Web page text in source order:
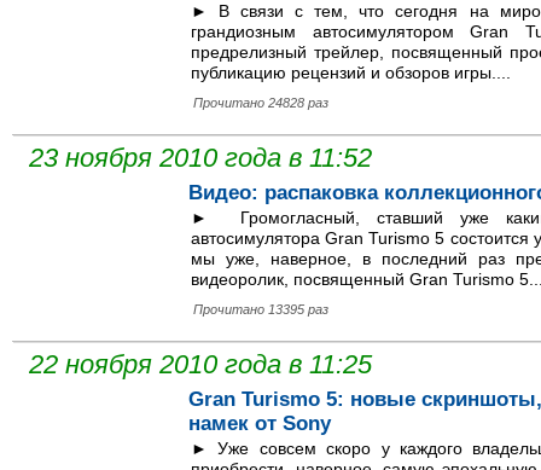
► В связи с тем, что сегодня на
грандиозным автосимулятором Gran
предрелизный трейлер, посвященный
публикацию рецензий и обзоров игры....
Прочитано 24828 раз
23 ноября 2010 года в 11:52
Видео: распаковка
► Громогласный, ставший уже
автосимулятора Gran Turismo 5 состоится
мы уже, наверное, в последний раз
видеоролик, посвященный Gran Turismo
Прочитано 13395 раз
22 ноября 2010 года в 11:25
Gran Turismo 5: новые
намек от Sony
► Уже совсем скоро у каждого